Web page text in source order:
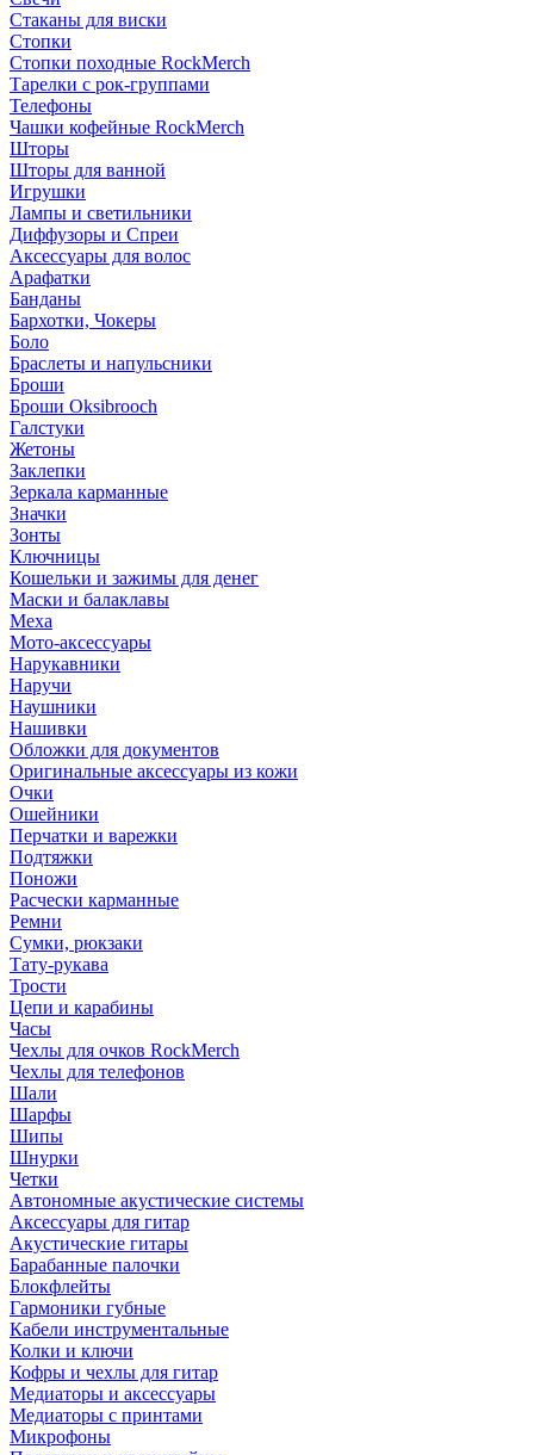
Стаканы для виски
Стопки
Стопки походные RockMerch
Тарелки с рок-группами
Телефоны
Чашки кофейные RockMerch
Шторы
Шторы для ванной
Игрушки
Лампы и светильники
Диффузоры и Спреи
Аксессуары для волос
Арафатки
Банданы
Бархотки, Чокеры
Боло
Браслеты и напульсники
Броши
Броши Oksibrooch
Галстуки
Жетоны
Заклепки
Зеркала карманные
Значки
Зонты
Ключницы
Кошельки и зажимы для денег
Маски и балаклавы
Меха
Мото-аксессуары
Нарукавники
Наручи
Наушники
Нашивки
Обложки для документов
Оригинальные аксессуары из кожи
Очки
Ошейники
Перчатки и варежки
Подтяжки
Поножи
Расчески карманные
Ремни
Сумки, рюкзаки
Тату-рукава
Трости
Цепи и карабины
Часы
Чехлы для очков RockMerch
Чехлы для телефонов
Шали
Шарфы
Шипы
Шнурки
Четки
Автономные акустические системы
Аксессуары для гитар
Акустические гитары
Барабанные палочки
Блокфлейты
Гармоники губные
Кабели инструментальные
Колки и ключи
Кофры и чехлы для гитар
Медиаторы и аксессуары
Медиаторы с принтами
Микрофоны